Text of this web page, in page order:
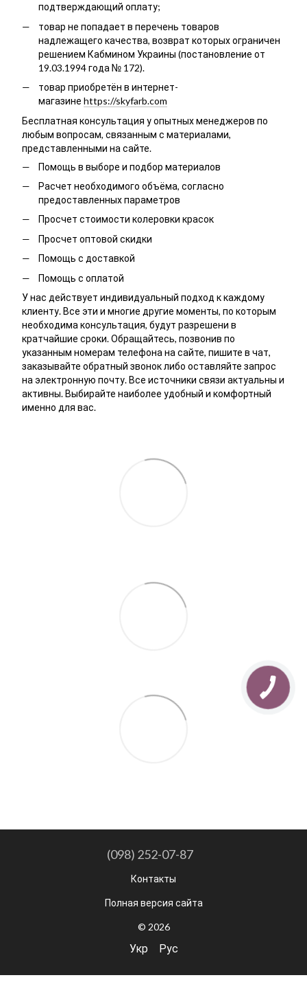
подтверждающий оплату;
товар не попадает в перечень товаров
надлежащего качества, возврат которых ограничен
решением Кабмином Украины (постановление от
19.03.1994 года № 172).
товар приобретён в интернет-
магазине https://skyfarb.com
Бесплатная консультация у опытных менеджеров по
любым вопросам, связанным с материалами,
представленными на сайте.
Помощь в выборе и подбор материалов
Расчет необходимого объёма, согласно
предоставленных параметров
Просчет стоимости колеровки красок
Просчет оптовой скидки
Помощь с доставкой
Помощь с оплатой
У нас действует индивидуальный подход к каждому
клиенту. Все эти и многие другие моменты, по которым
необходима консультация, будут разрешени в
кратчайшие сроки. Обращайтесь, позвонив по
указанным номерам телефона на сайте, пишите в чат,
заказывайте обратный звонок либо оставляйте запрос
на электронную почту. Все источники связи актуальны и
активны. Выбирайте наиболее удобный и комфортный
именно для вас.
(098) 252-07-87
Контакты
Полная версия сайта
© 2026
Укр Рус